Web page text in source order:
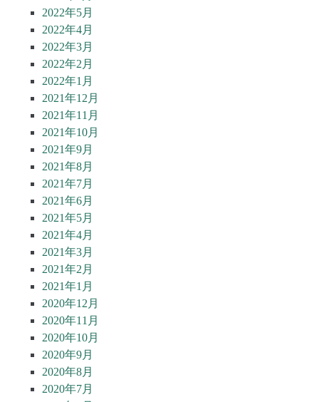
2022年5月
2022年4月
2022年3月
2022年2月
2022年1月
2021年12月
2021年11月
2021年10月
2021年9月
2021年8月
2021年7月
2021年6月
2021年5月
2021年4月
2021年3月
2021年2月
2021年1月
2020年12月
2020年11月
2020年10月
2020年9月
2020年8月
2020年7月